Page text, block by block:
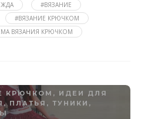
#ВЯЗАНИЕ
#ВЯЗАНИЕ КРЮЧКОМ
ВЯЗАНИЯ КРЮЧКОМ
КРЮЧКОМ , ИДЕИ ДЛЯ
, ПЛАТЬЯ, ТУНИКИ,